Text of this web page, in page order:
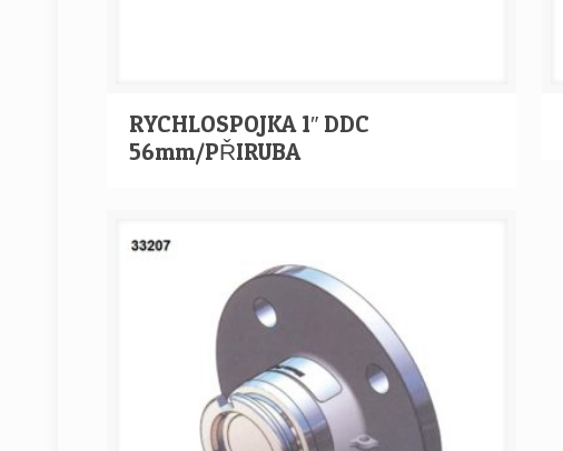
RYCHLOSPOJKA 1″ DDC
56mm/PŘIRUBA